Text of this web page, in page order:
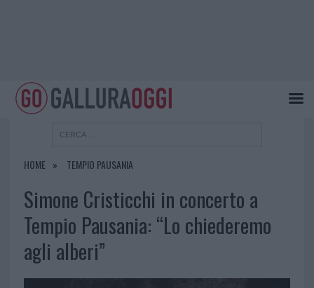
HOME TEMPIO PAUSANIA
Simone Cristicchi in concerto a
Tempio Pausania: “Lo chiederemo
agli alberi”